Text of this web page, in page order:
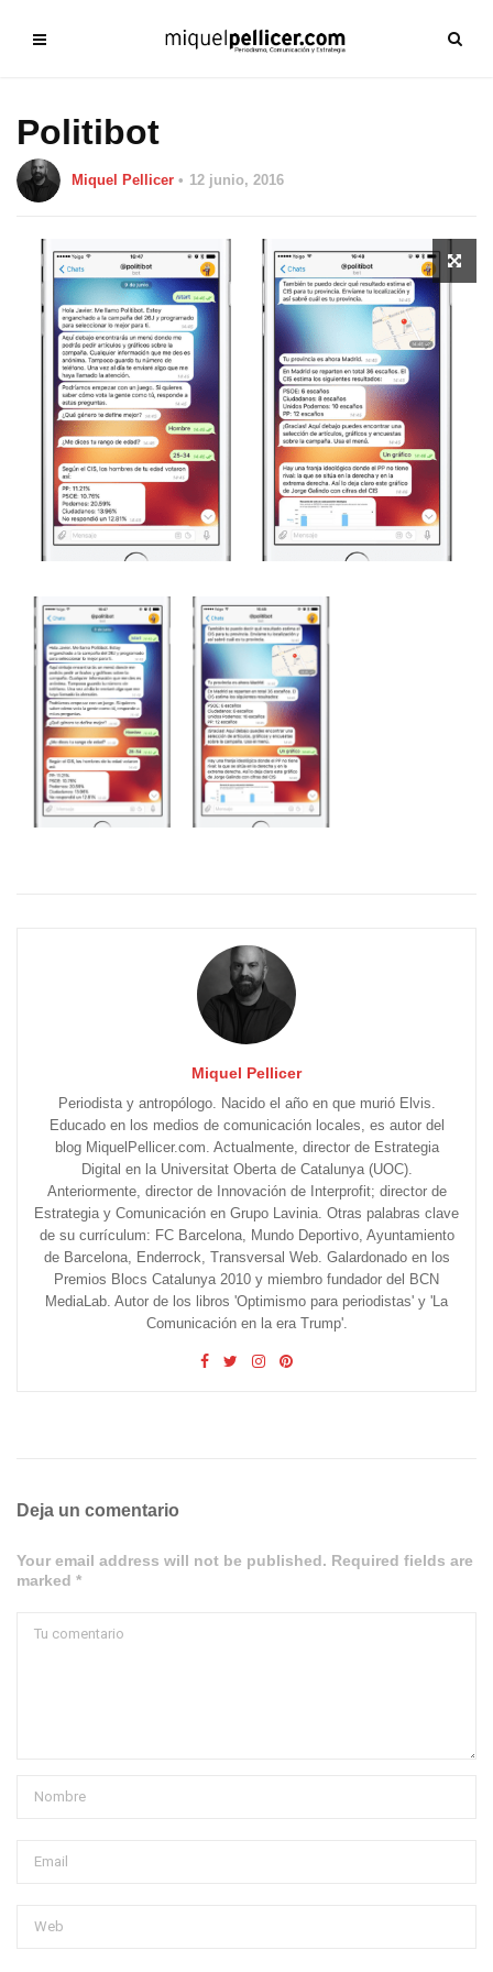
Politibot
Miquel Pellicer 12 junio, 2016
Miquel Pellicer
Periodista y antropólogo. Nacido el año en que murió Elvis.
Educado en los medios de comunicación locales, es autor del
blog MiquelPellicer.com. Actualmente, director de Estrategia
Digital en la Universitat Oberta de Catalunya (UOC).
Anteriormente, director de Innovación de Interprofit; director de
Estrategia y Comunicación en Grupo Lavinia. Otras palabras clave
de su currículum: FC Barcelona, Mundo Deportivo, Ayuntamiento
de Barcelona, Enderrock, Transversal Web. Galardonado en los
Premios Blocs Catalunya 2010 y miembro fundador del BCN
MediaLab. Autor de los libros 'Optimismo para periodistas' y 'La
Comunicación en la era Trump'.
Deja un comentario
Your email address will not be published. Required fields are
marked *